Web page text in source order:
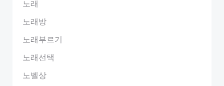
노래
노래방
노래부르기
노래선택
노벨상